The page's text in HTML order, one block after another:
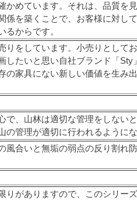
かめています。それは、品質を
係を築くことで、お客様に対し
からです。
をしています。小売りとして
したいと思い自社ブランド「Sty
の家具にない新しい価値を生み
で、山林は適切な管理をしない
管理が適切に行われるようにな
合いと無垢の弱点の反り割れ
りがありますので、このシリー